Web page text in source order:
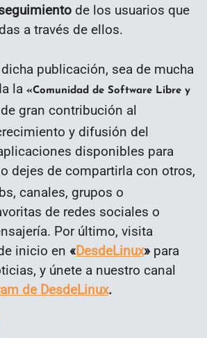
de los usuarios que
a través de ellos.
publicación, sea de mucha
la «Comunidad de Software Libre y
gran contribución al
y difusión del
disponibles para
dejes de compartirla con otros,
canales, grupos o
de redes sociales o
Por último, visita
inicio en «DesdeLinux» para
y únete a nuestro canal
de DesdeLinux.